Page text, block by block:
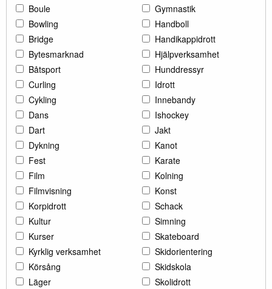
Boule
Bowling
Bridge
Bytesmarknad
Båtsport
Curling
Cykling
Dans
Dart
Dykning
Fest
Film
Filmvisning
Gymnastik
Handboll
Handikappidrott
Hjälpverksamhet
Hunddressyr
Idrott
Innebandy
Ishockey
Jakt
Kanot
Karate
Kolning
Konst
Korpidrott
Kultur
Kurser
Kyrklig verksamhet
Körsång
Läger
Schack
Simning
Skateboard
Skidorientering
Skidskola
Skolidrott